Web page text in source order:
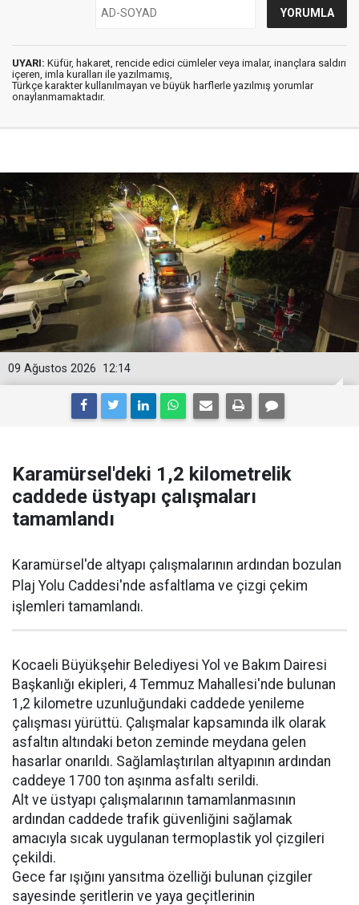
UYARI: Küfür, hakaret, rencide edici cümleler veya imalar, inançlara saldırı
içeren, imla kuralları ile yazılmamış,
Türkçe karakter kullanılmayan ve büyük harflerle yazılmış yorumlar
onaylanmamaktadır.
12:14
09 Ağustos 2026
Karamürsel'deki 1,2 kilometrelik
caddede üstyapı çalışmaları
tamamlandı
Karamürsel'de altyapı çalışmalarının ardından bozulan
Plaj Yolu Caddesi'nde asfaltlama ve çizgi çekim
işlemleri tamamlandı.
Kocaeli Büyükşehir Belediyesi Yol ve Bakım Dairesi
Başkanlığı ekipleri, 4 Temmuz Mahallesi'nde bulunan
1,2 kilometre uzunluğundaki caddede yenileme
çalışması yürüttü. Çalışmalar kapsamında ilk olarak
asfaltın altındaki beton zeminde meydana gelen
hasarlar onarıldı. Sağlamlaştırılan altyapının ardından
caddeye 1700 ton aşınma asfaltı serildi.
Alt ve üstyapı çalışmalarının tamamlanmasının
ardından caddede trafik güvenliğini sağlamak
amacıyla sıcak uygulanan termoplastik yol çizgileri
çekildi.
Gece far ışığını yansıtma özelliği bulunan çizgiler
sayesinde şeritlerin ve yaya geçitlerinin